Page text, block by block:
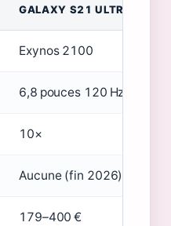
GALAXY S21 ULTRA
Exynos 2100
6,8 pouces 120 Hz
10×
Aucune (fin 2026)
179–400 €